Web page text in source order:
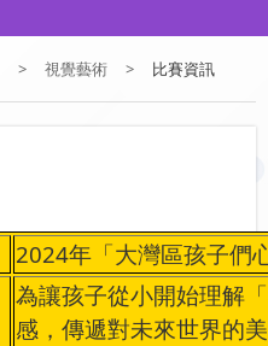
> 視覺藝術 > 比賽資訊
2024年「大灣區孩子們
為讓孩子從小開始理解
感，傳遞對未來世界的